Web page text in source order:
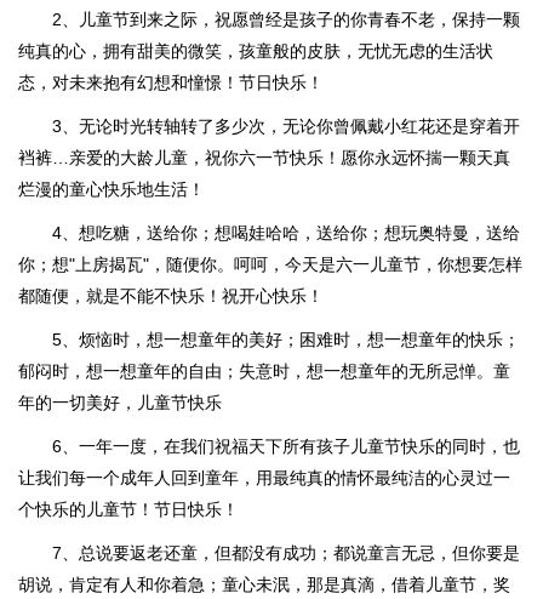
2、儿童节到来之际，祝愿曾经是孩子的你青春不老，保持一颗
纯真的心，拥有甜美的微笑，孩童般的皮肤，无忧无虑的生活状
态，对未来抱有幻想和憧憬！节日快乐！
3、无论时光转轴转了多少次，无论你曾佩戴小红花还是穿着开
裆裤…亲爱的大龄儿童，祝你六一节快乐！愿你永远怀揣一颗天真
烂漫的童心快乐地生活！
4、想吃糖，送给你；想喝娃哈哈，送给你；想玩奥特曼，送给
你；想"上房揭瓦"，随便你。呵呵，今天是六一儿童节，你想要怎样
都随便，就是不能不快乐！祝开心快乐！
5、烦恼时，想一想童年的美好；困难时，想一想童年的快乐；
郁闷时，想一想童年的自由；失意时，想一想童年的无所忌惮。童
年的一切美好，儿童节快乐
6、一年一度，在我们祝福天下所有孩子儿童节快乐的同时，也
让我们每一个成年人回到童年，用最纯真的情怀最纯洁的心灵过一
个快乐的儿童节！节日快乐！
7、总说要返老还童，但都没有成功；都说童言无忌，但你要是
胡说，肯定有人和你着急；童心未泯，那是真滴，借着儿童节，奖